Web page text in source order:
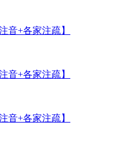
音+各家注疏】
音+各家注疏】
音+各家注疏】